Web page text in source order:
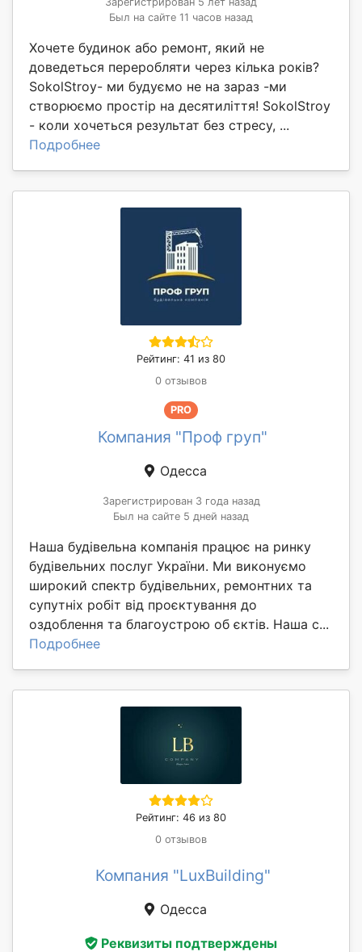
Был на сайте 11 часов назад
Хочете будинок або ремонт, який не
доведеться переробляти через кілька років?
SokolStroy- ми будуємо не на зараз -ми
створюємо простір на десятиліття! SokolStroy
- коли хочеться результат без стресу, ...
Подробнее
Рейтинг: 41 из 80
0 отзывов
PRO
Компания "Проф груп"
Одесса
Зарегистрирован 3 года назад
Был на сайте 5 дней назад
Наша будівельна компанія працює на ринку
будівельних послуг України. Ми виконуємо
широкий спектр будівельних, ремонтних та
супутніх робіт від проєктування до
оздоблення та благоустрою об єктів. Наша с...
Подробнее
Рейтинг: 46 из 80
0 отзывов
Компания "LuxBuilding"
Одесса
Реквизиты подтверждены